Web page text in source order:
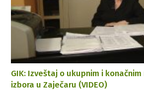
GIK: Izveštaj o ukupnim i
izbora u Zaječaru (VIDEO)